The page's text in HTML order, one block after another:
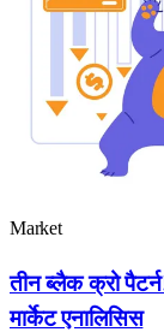
Market
तीन ब्लैक क्रो
मार्केट एनालिसिस